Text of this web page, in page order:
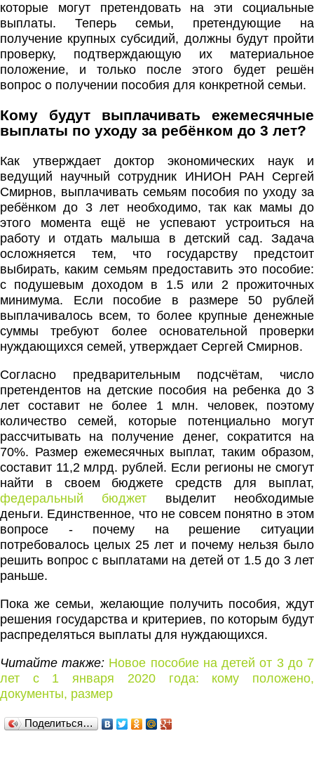
которые могут претендовать на эти социальные
выплаты. Теперь семьи, претендующие на
получение крупных субсидий, должны будут пройти
проверку, подтверждающую их материальное
положение, и только после этого будет решён
вопрос о получении пособия для конкретной семьи.
Кому будут выплачивать ежемесячные
выплаты по уходу за ребёнком до 3 лет?
Как утверждает доктор экономических наук и
ведущий научный сотрудник ИНИОН РАН Сергей
Смирнов, выплачивать семьям пособия по уходу за
ребёнком до 3 лет необходимо, так как мамы до
этого момента ещё не успевают устроиться на
работу и отдать малыша в детский сад. Задача
осложняется тем, что государству предстоит
выбирать, каким семьям предоставить это пособие:
с подушевым доходом в 1.5 или 2 прожиточных
минимума. Если пособие в размере 50 рублей
выплачивалось всем, то более крупные денежные
суммы требуют более основательной проверки
нуждающихся семей, утверждает Сергей Смирнов.
Согласно предварительным подсчётам, число
претендентов на детские пособия на ребенка до 3
лет составит не более 1 млн. человек, поэтому
количество семей, которые потенциально могут
рассчитывать на получение денег, сократится на
70%. Размер ежемесячных выплат, таким образом,
составит 11,2 млрд. рублей. Если регионы не смогут
найти в своем бюджете средств для выплат,
федеральный бюджет выделит необходимые
деньги. Единственное, что не совсем понятно в этом
вопросе - почему на решение ситуации
потребовалось целых 25 лет и почему нельзя было
решить вопрос с выплатами на детей от 1.5 до 3 лет
раньше.
Пока же семьи, желающие получить пособия, ждут
решения государства и критериев, по которым будут
распределяться выплаты для нуждающихся.
Читайте также: Новое пособие на детей от 3 до 7
лет с 1 января 2020 года: кому положено,
документы, размер
Поделиться…